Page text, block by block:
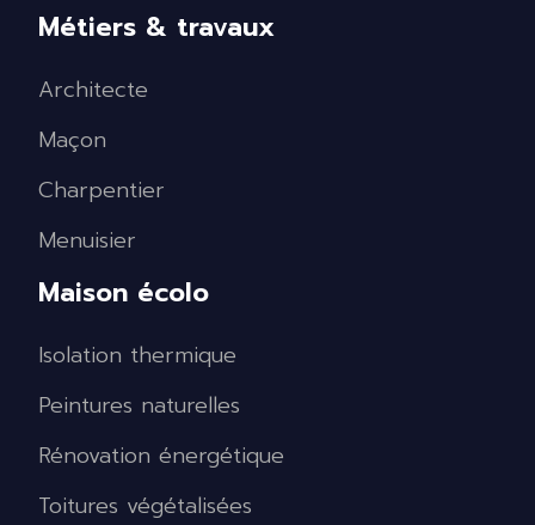
Métiers & travaux
Architecte
Maçon
Charpentier
Menuisier
Maison écolo
Isolation thermique
Peintures naturelles
Rénovation énergétique
Toitures végétalisées